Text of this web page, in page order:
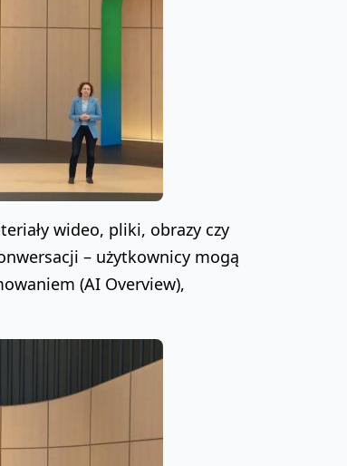
wideo, pliki, obrazy czy
– użytkownicy mogą
(AI Overview),